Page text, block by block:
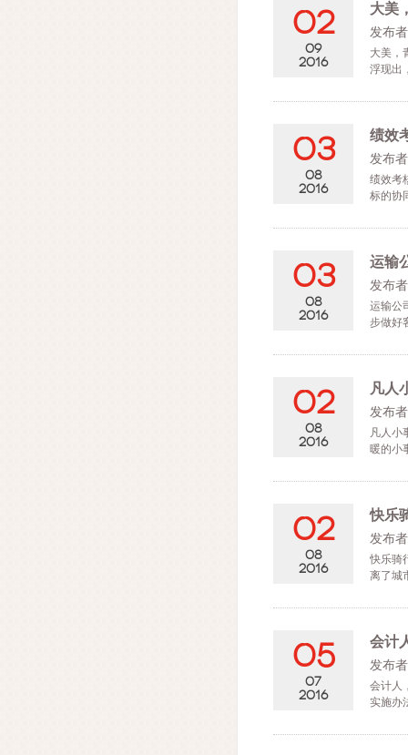
02
09
2016
大美
发布
大美，
浮现出
03
08
2016
绩效
发布
绩效考
标的协
03
08
2016
运输
发布
运输公
步做好
02
08
2016
凡人
发布
凡人小
暖的小
02
08
2016
快乐
发布
快乐骑
离了城
05
07
2016
会计
发布
会计人
实施办